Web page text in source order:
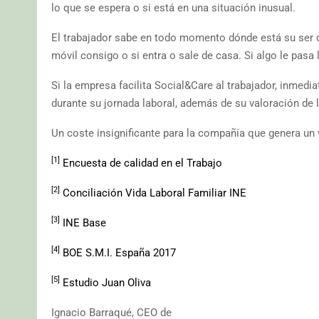
lo que se espera o si está en una situación inusual.
El trabajador sabe en todo momento dónde está su
móvil consigo o si entra o sale de casa. Si algo le
Si la empresa facilita Social&Care al trabajador,
durante su jornada laboral, además de su valoración de
Un coste insignificante para la compañía que genera
[1] Encuesta de calidad en el Trabajo
[2] Conciliación Vida Laboral Familiar INE
[3] INE Base
[4] BOE S.M.I. España 2017
[5] Estudio Juan Oliva
Ignacio Barraqué, CEO de